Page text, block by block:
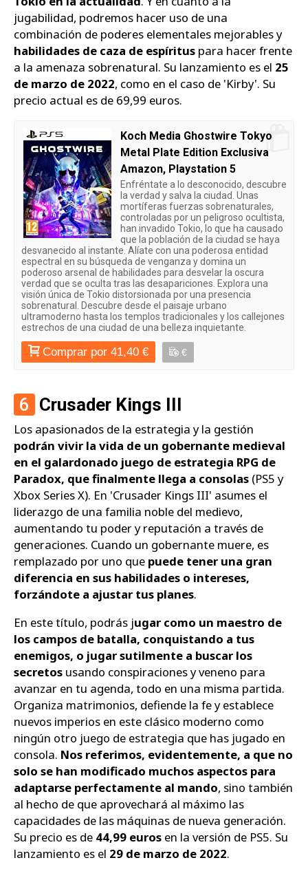
jugabilidad, podremos hacer uso de una
combinación de poderes elementales mejorables y
habilidades de caza de espíritus para hacer frente
a la amenaza sobrenatural. Su lanzamiento es el 25
de marzo de 2022, como en el caso de 'Kirby'. Su
precio actual es de 69,99 euros.
Koch Media Ghostwire Tokyo
Metal Plate Edition Exclusiva
Amazon, Playstation 5
Enfréntate a lo desconocido, descubre
la verdad y salva la ciudad. Unas
mortíferas fuerzas sobrenaturales,
controladas por un peligroso ocultista,
han invadido Tokio, lo que ha causado
que la población de la ciudad se haya
desvanecido al instante. Alíate con una poderosa entidad
espectral en su búsqueda de venganza y domina un
poderoso arsenal de habilidades para desvelar la oscura
verdad que se oculta tras las desapariciones. Explora una
visión única de Tokio distorsionada por una presencia
sobrenatural. Descubre desde el paisaje urbano
ultramoderno hasta los templos tradicionales y los callejones
estrechos de una ciudad de una belleza inquietante.
Comprar por 41,40 € €
6 Crusader Kings III
Los apasionados de la estrategia y la gestión
podrán vivir la vida de un gobernante medieval
en el galardonado juego de estrategia RPG de
Paradox, que finalmente llega a consolas (PS5 y
Xbox Series X). En 'Crusader Kings III' asumes el
liderazgo de una familia noble del medievo,
aumentando tu poder y reputación a través de
generaciones. Cuando un gobernante muere, es
remplazado por uno que puede tener una gran
diferencia en sus habilidades o intereses,
forzándote a ajustar tus planes.
En este título, podrás jugar como un maestro de
los campos de batalla, conquistando a tus
enemigos, o jugar sutilmente a buscar los
secretos usando conspiraciones y veneno para
avanzar en tu agenda, todo en una misma partida.
Organiza matrimonios, defiende la fe y establece
nuevos imperios en este clásico moderno como
ningún otro juego de estrategia que has jugado en
consola. Nos referimos, evidentemente, a que no
solo se han modificado muchos aspectos para
adaptarse perfectamente al mando, sino también
al hecho de que aprovechará al máximo las
capacidades de las máquinas de nueva generación.
Su precio es de 44,99 euros en la versión de PS5. Su
lanzamiento es el 29 de marzo de 2022.